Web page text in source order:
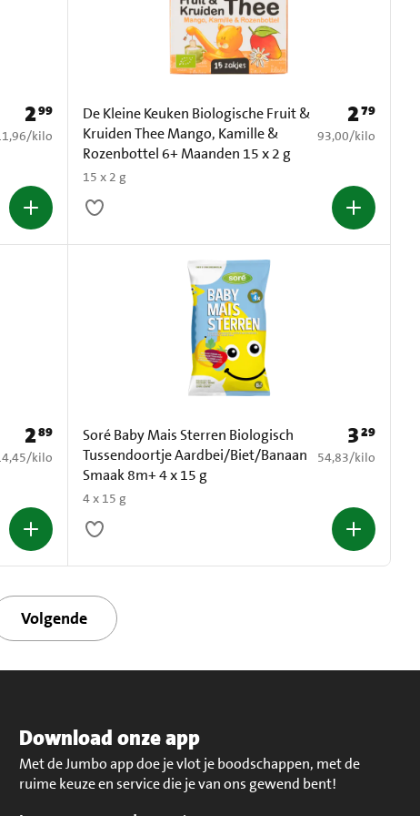
Prijs: € 2,99
299
11,96 per kilo
/kilo
De Kleine Keuken Biologische Fruit &
Kruiden Thee Mango, Kamille &
Rozenbottel 6+ Maanden 15 x 2 g
15 x 2 g
Prijs: € 2,79
279
€ 93,00 per kilo
93,00/kilo
Prijs: € 2,89
289
14,45 per kilo
/kilo
Soré Baby Mais Sterren Biologisch
Tussendoortje Aardbei/Biet/Banaan
Smaak 8m+ 4 x 15 g
4 x 15 g
Prijs: € 3,29
329
€ 54,83 per kilo
54,83/kilo
Volgende
Download onze app
Met de Jumbo app doe je vlot je boodschappen, met de
ruime keuze en service die je van ons gewend bent!